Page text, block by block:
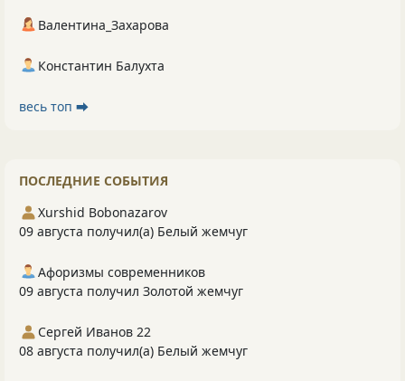
Валентина_Захарова
Константин Балухта
весь топ ⮕
ПОСЛЕДНИЕ СОБЫТИЯ
Xurshid Bobonazarov
09 августа получил(а) Белый жемчуг
Афоризмы современников
09 августа получил Золотой жемчуг
Сергей Иванов 22
08 августа получил(а) Белый жемчуг